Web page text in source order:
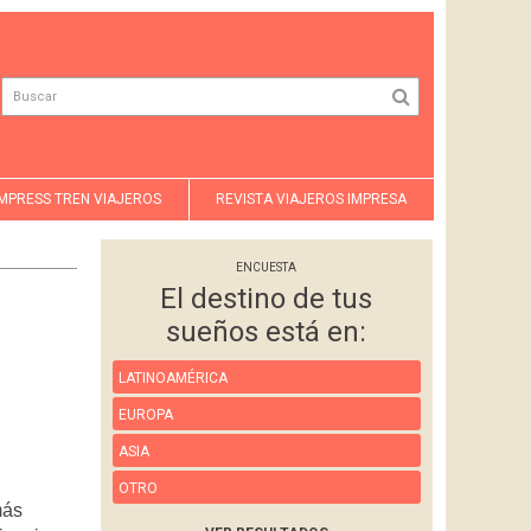
TREN VIAJEROS REVISTA VIAJEROS IMPRESA
ENCUESTA
El destino de tus
sueños está en:
LATINOAMÉRICA
EUROPA
ASIA
OTRO